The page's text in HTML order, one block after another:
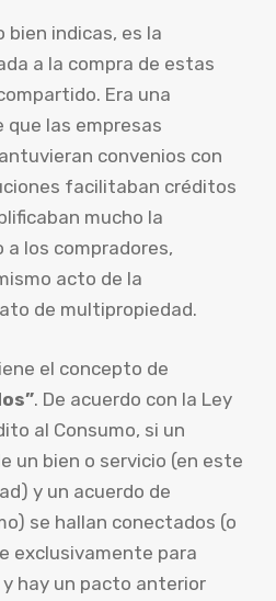
bien indicas, es la
a la compra de estas
Era una
las empresas
convenios con
facilitaban créditos
mucho la
los compradores,
acto de la
de multipropiedad.
el concepto de
. De acuerdo con la Ley
al Consumo, si un
un bien o servicio (en este
y un acuerdo de
se hallan conectados (o
exclusivamente para
hay un pacto anterior